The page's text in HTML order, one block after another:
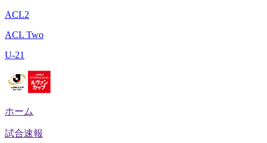
ACL2
ACL Two
U-21
ホーム
試合速報